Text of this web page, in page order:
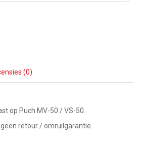
(0)
op Puch MV-50 / VS-50.
retour / omruilgarantie.